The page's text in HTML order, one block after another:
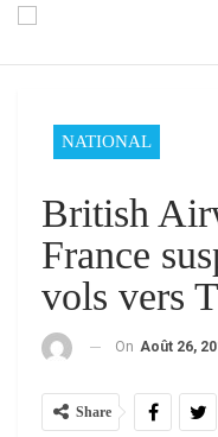
NATIONAL
British
France
vols vers
On Août 26,
Share